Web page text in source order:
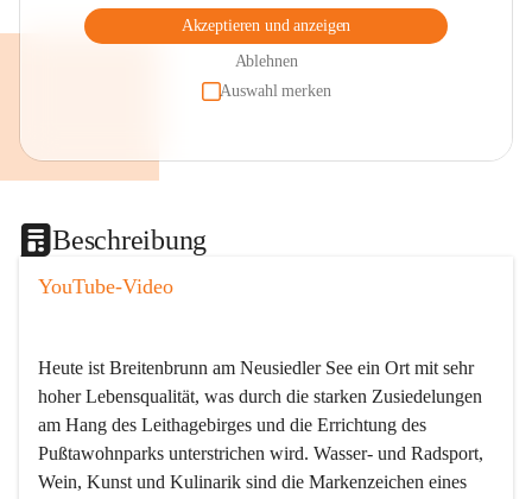
Akzeptieren und anzeigen
Ablehnen
Auswahl merken
Beschreibung
YouTube-Video
Heute ist Breitenbrunn am Neusiedler See ein Ort mit sehr
hoher Lebensqualität, was durch die starken Zusiedelungen
am Hang des Leithagebirges und die Errichtung des
Pußtawohnparks unterstrichen wird. Wasser- und Radsport,
Wein, Kunst und Kulinarik sind die Markenzeichen eines